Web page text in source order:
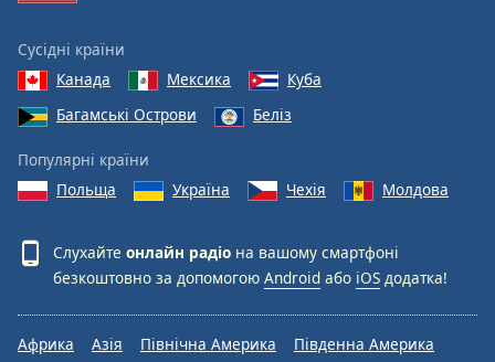
Сусідні країни
Канада
Мексика
Куба
Багамські Острови
Беліз
Популярні країни
Польща
Україна Чехія Молдова
Слухайте онлайн радіо на вашому смартфоні
безкоштовно за допомогою Android або iOS додатка!
Африка Азія Північна Америка
Південна Америка